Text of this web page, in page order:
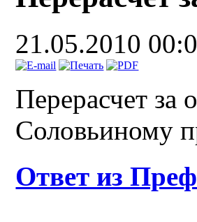
21.05.2010
Перерасчет за
Соловьиному
Ответ из